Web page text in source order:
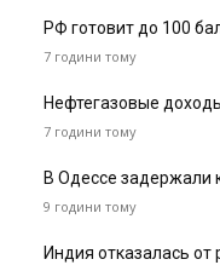
РФ готовит до 100
7 години тому
Нефтегазовые
7 години тому
В Одессе задержали
9 години тому
Индия отказалась от